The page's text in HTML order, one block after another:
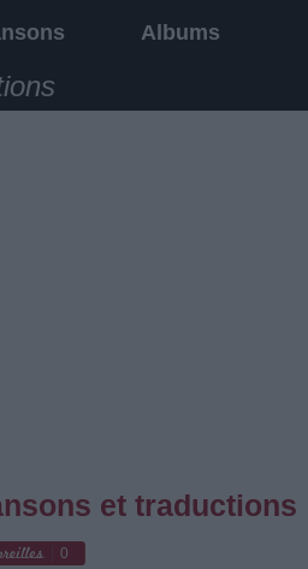
Albums
et traductions
0